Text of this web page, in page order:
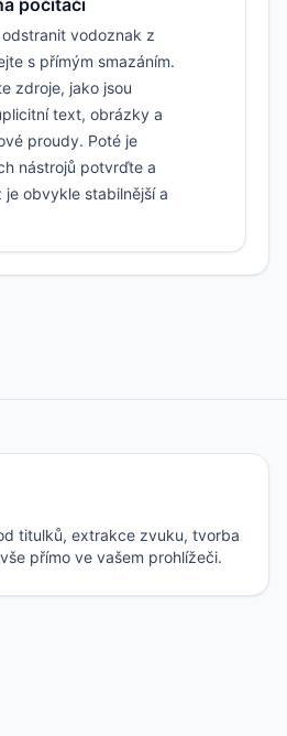
počítači
vodoznak z
s přímým smazáním.
zdroje, jako jsou
text, obrázky a
proudy. Poté je
nástrojů potvrďte a
obvykle stabilnější a
titulků, extrakce zvuku, tvorba
přímo ve vašem prohlížeči.